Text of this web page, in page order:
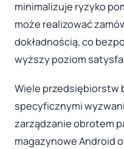
minimalizuje ryzyko
może realizować
dokładnością, co
wyższy poziom
Wiele przedsiębiorstw
specyficznymi
zarządzanie obrotem
magazynowe Android